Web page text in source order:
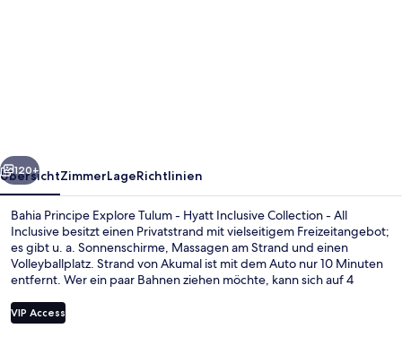
Inclusive
Collection
All
Inclusive
Weiter
120+
ÜbersichtZimmerLageRichtlinien
Bahia Principe Explore Tulum - Hyatt Inclusive Collection - All
Inclusive besitzt einen Privatstrand mit vielseitigem Freizeitangebot;
es gibt u. a. Sonnenschirme, Massagen am Strand und einen
Volleyballplatz. Strand von Akumal ist mit dem Auto nur 10 Minuten
entfernt. Wer ein paar Bahnen ziehen möchte, kann sich auf 4
steht, kannst du dich im Wellnessbereich mit Massagen,
Ganzkörperwickeln und Maniküre und Pediküre verwöhnen lassen.
VIP Access